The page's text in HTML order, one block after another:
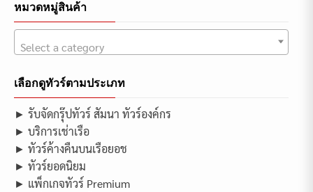
หมวดหมู่สินค้า
Select a category
เลือกดูทัวร์ตามประเภท
► รับจัดกรุ๊ปทัวร์ สัมนา ทัวร์องค์กร
► บริการเช่าเรือ
► ทัวร์ค้างคืนบนเรือยอช
► ทัวร์ยอดนิยม
► แพ็กเกจทัวร์ Premium